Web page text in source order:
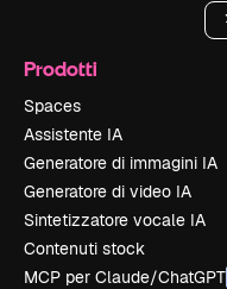
Prodotti
Spaces
Assistente IA
Generatore di immagini IA
Generatore di video IA
Sintetizzatore vocale IA
Contenuti stock
MCP per Claude/ChatGPT